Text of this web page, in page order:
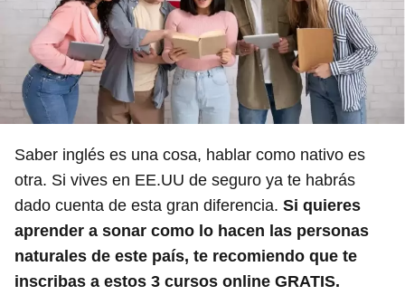
Saber inglés es una cosa, hablar como nativo es
otra. Si vives en EE.UU de seguro ya te habrás
dado cuenta de esta gran diferencia. Si quieres
aprender a sonar como lo hacen las personas
naturales de este país, te recomiendo que te
inscribas a estos 3 cursos online GRATIS.